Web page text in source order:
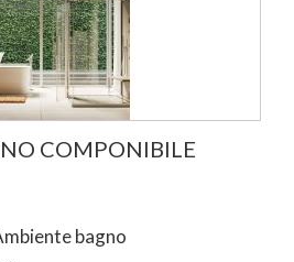
COMPONIBILE
bagno